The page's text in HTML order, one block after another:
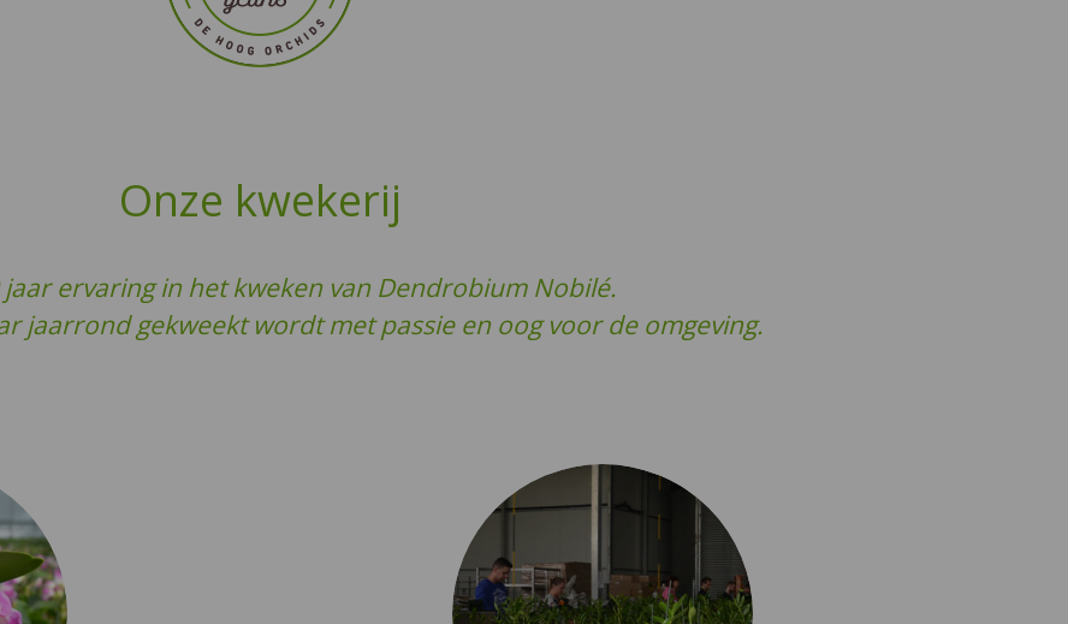
Onze kwekerij
jaar ervaring in het kweken van Dendrobium Nobilé.
jaarrond gekweekt wordt met passie en oog voor de omgeving.